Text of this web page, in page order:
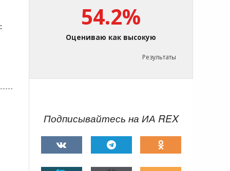
54.2%
Оцениваю как высокую
Результаты
Подписывайтесь на ИА REX